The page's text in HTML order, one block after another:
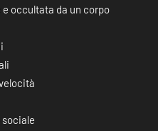
e occultata da un corpo
sociale